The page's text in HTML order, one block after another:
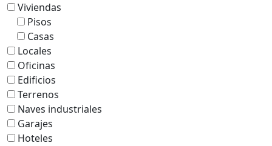
Viviendas
Pisos
Casas
Locales
Oficinas
Edificios
Terrenos
Naves industriales
Garajes
Hoteles